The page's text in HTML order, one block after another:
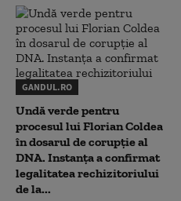
GANDUL.RO
Undă verde pentru
procesul lui Florian Coldea
în dosarul de corupție al
DNA. Instanța a confirmat
legalitatea rechizitoriului
de la...